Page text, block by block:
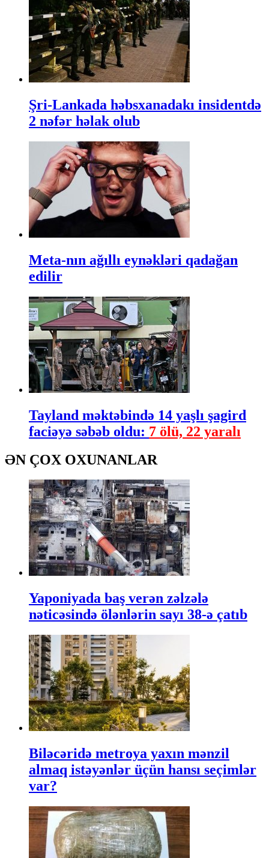
Şri-Lankada həbsxanadakı insidentdə
2 nəfər həlak olub
Meta-nın ağıllı eynəkləri qadağan
edilir
Tayland məktəbində 14 yaşlı şagird
faciəyə səbəb oldu: 7 ölü, 22 yaralı
ƏN ÇOX OXUNANLAR
Yaponiyada baş verən zəlzələ
nəticəsində ölənlərin sayı 38-ə çatıb
Biləcəridə metroya yaxın mənzil
almaq istəyənlər üçün hansı seçimlər
var?